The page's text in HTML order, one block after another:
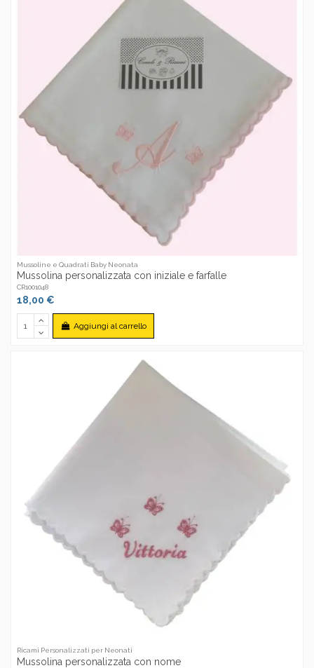
Mussoline e Quadrati Baby Neonata
Mussolina personalizzata con iniziale e farfalle
CR1001048
18,00 €
Aggiungi al carrello
Ricami Personalizzati per Neonati
Mussolina personalizzata con nome